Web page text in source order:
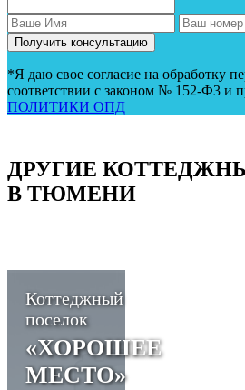
*Я даю свое согласие на обработку
соответствии с законом № 152-Ф3 и
ПОЛИТИКИ ОПД
ДРУГИЕ
В ТЮМЕНИ
Коттеджный
поселок
«ХОРОШЕЕ
МЕСТО»